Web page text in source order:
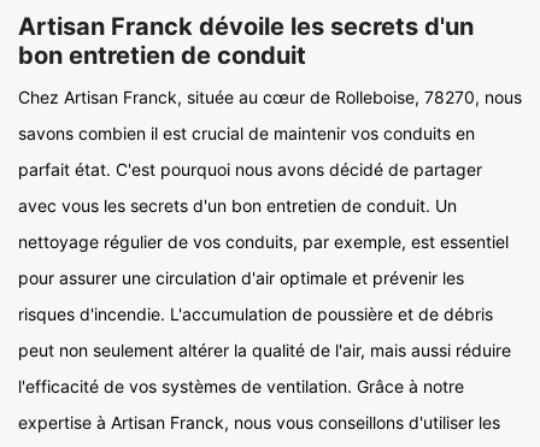
Artisan Franck dévoile les secrets d'un
bon entretien de conduit
Chez Artisan Franck, située au cœur de Rolleboise, 78270, nous
savons combien il est crucial de maintenir vos conduits en
parfait état. C'est pourquoi nous avons décidé de partager
avec vous les secrets d'un bon entretien de conduit. Un
nettoyage régulier de vos conduits, par exemple, est essentiel
pour assurer une circulation d'air optimale et prévenir les
risques d'incendie. L'accumulation de poussière et de débris
peut non seulement altérer la qualité de l'air, mais aussi réduire
l'efficacité de vos systèmes de ventilation. Grâce à notre
expertise à Artisan Franck, nous vous conseillons d'utiliser les